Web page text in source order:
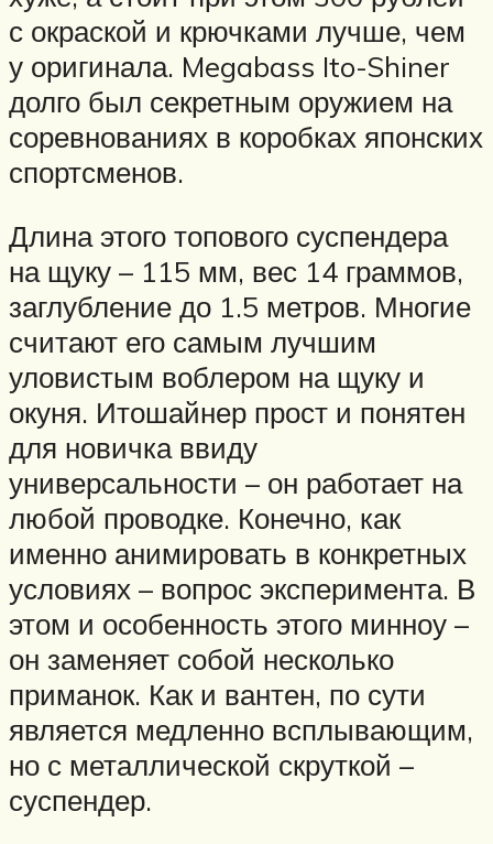
с окраской и крючками лучше, чем
у оригинала. Megabass Ito-Shiner
долго был секретным оружием на
соревнованиях в коробках японских
спортсменов.
Длина этого топового суспендера
на щуку – 115 мм, вес 14 граммов,
заглубление до 1.5 метров. Многие
считают его самым лучшим
уловистым воблером на щуку и
окуня. Итошайнер прост и понятен
для новичка ввиду
универсальности – он работает на
любой проводке. Конечно, как
именно анимировать в конкретных
условиях – вопрос эксперимента. В
этом и особенность этого минноу –
он заменяет собой несколько
приманок. Как и вантен, по сути
является медленно всплывающим,
но с металлической скруткой –
суспендер.